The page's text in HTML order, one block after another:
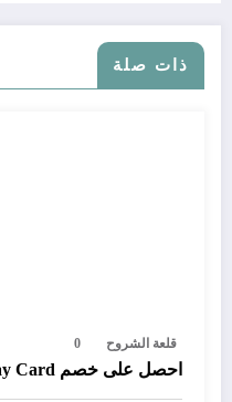
ذات صلة
قلعة الشروح 0
احصل على خصم RedotPay Card كوبونات حصرية